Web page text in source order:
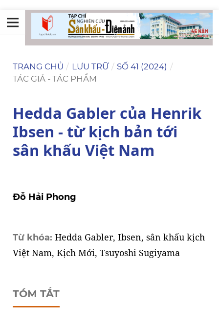
TRANG CHỦ / LƯU TRỮ / SỐ 41 (2024) /
TÁC GIẢ - TÁC PHẨM
Hedda Gabler của Henrik
Ibsen - từ kịch bản tới
sân khấu Việt Nam
Đỗ Hải Phong
Từ khóa: Hedda Gabler, Ibsen, sân khấu kịch
Việt Nam, Kịch Mới, Tsuyoshi Sugiyama
TÓM TẮT